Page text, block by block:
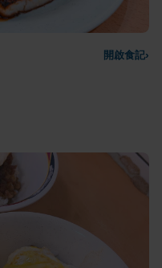
開啟食記›